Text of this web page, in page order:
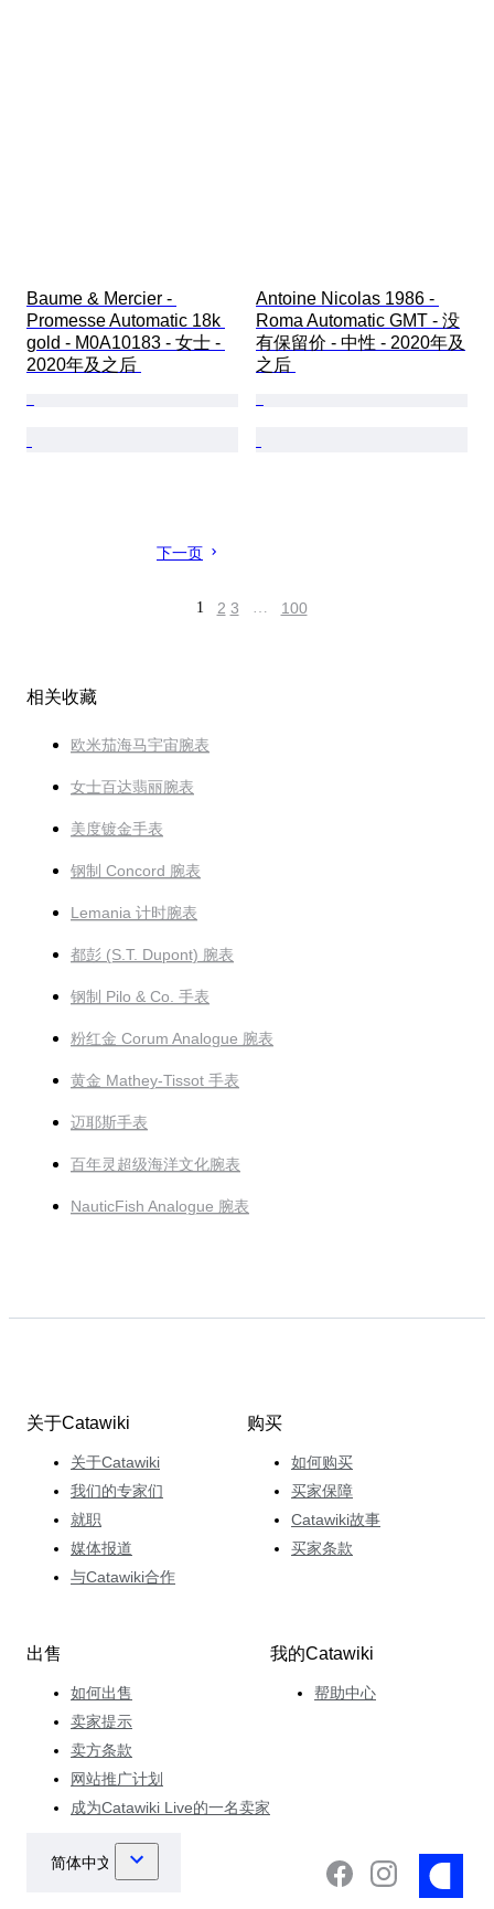
Baume & Mercier -
Promesse Automatic 18k
gold - M0A10183 - 女士 -
2020年及之后
Antoine Nicolas 1986 -
Roma Automatic GMT - 没
有保留价 - 中性 - 2020年及
之后
下一页
1 2 3 … 100
相关收藏
欧米茄海马宇宙腕表
女士百达翡丽腕表
美度镀金手表
钢制 Concord 腕表
Lemania 计时腕表
都彭 (S.T. Dupont) 腕表
钢制 Pilo & Co. 手表
粉红金 Corum Analogue 腕表
黄金 Mathey-Tissot 手表
迈耶斯手表
百年灵超级海洋文化腕表
NauticFish Analogue 腕表
关于Catawiki
关于Catawiki
我们的专家们
就职
媒体报道
与Catawiki合作
购买
如何购买
买家保障
Catawiki故事
买家条款
出售
如何出售
卖家提示
卖方条款
网站推广计划
成为Catawiki Live的一名卖家
我的Catawiki
帮助中心